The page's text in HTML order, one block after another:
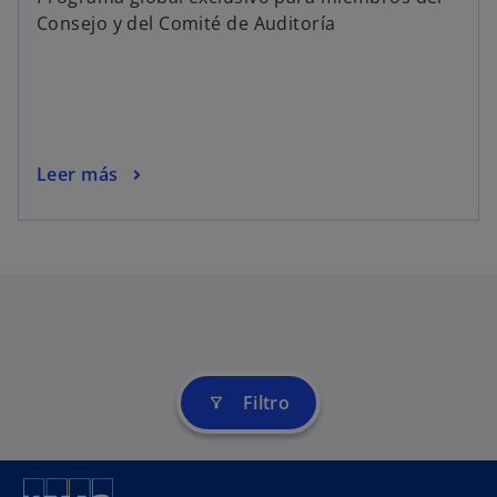
Consejo y del Comité de Auditoría
Leer más
filter_alt Filtro